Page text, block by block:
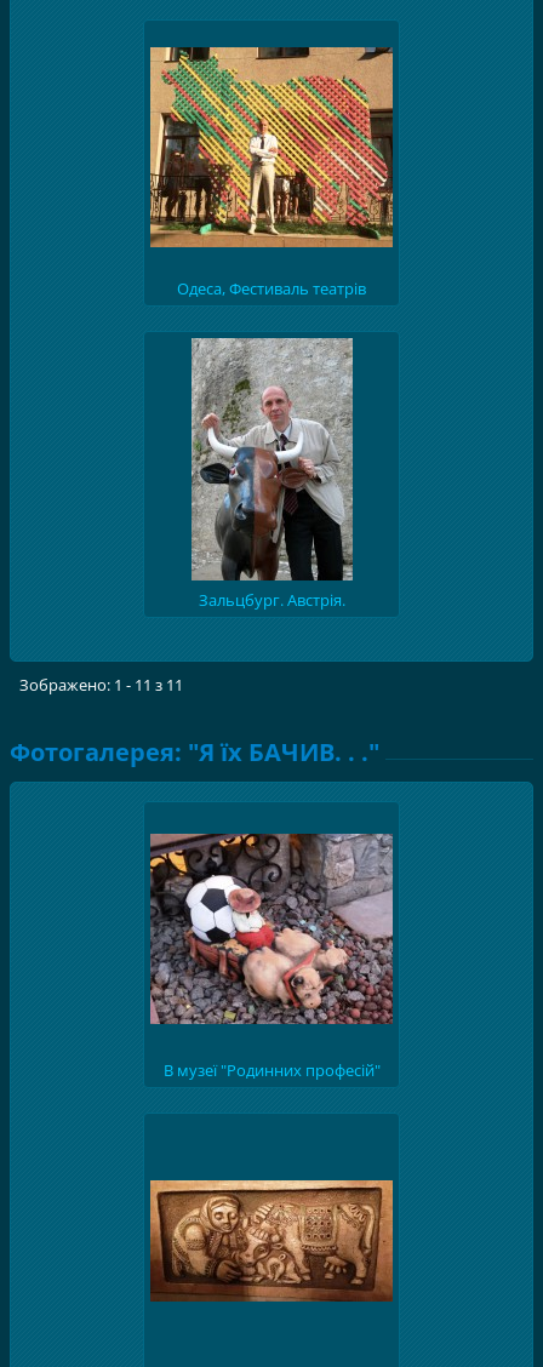
Одеса, Фестиваль театрів
Зальцбург. Австрія.
Зображено: 1 - 11 з 11
Фотогалерея: "Я їх БАЧИВ. . ."
В музеї "Родинних професій"